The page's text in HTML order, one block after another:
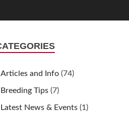
Articles and Info (74)
Breeding Tips (7)
Latest News & Events (1)